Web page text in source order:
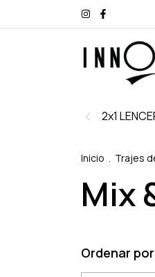
2x1
Inicio . Trajes
Mix
Ordenar por